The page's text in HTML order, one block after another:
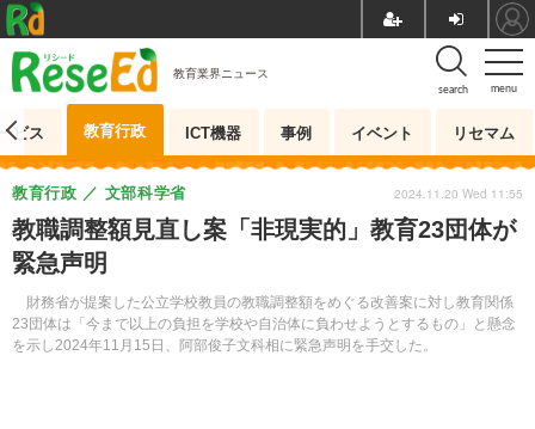
menu
search
教育業界ニュース
ビス 教育行政 ICT機器 事例 イベント リセマム
教職調整額見直し案「非現実的」教育23団体が
緊急声明
財務省が提案した公立学校教員の教職調整額をめぐる改善案に対し教育関係
23団体は「今まで以上の負担を学校や自治体に負わせようとするもの」と懸念
を示し2024年11月15日、阿部俊子文科相に緊急声明を手交した。
教育行政 文部科学省 2024.11.20 Wed 11:55